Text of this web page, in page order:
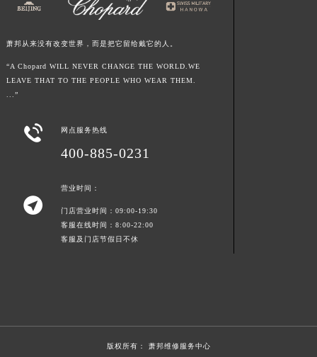
萧邦从来没有改变世界，而是把它留给戴它的人。
“A Chopard WILL NEVER CHANGE THE WORLD.WE
LEAVE THAT TO THE PEOPLE WHO WEAR THEM.
...”
 网点服务热线
400-885-0231

营业时间：
门店营业时间：09:00-19:30
客服在线时间：8:00-22:00
客服及门店节假日不休
版权所有： 萧邦维修服务中心